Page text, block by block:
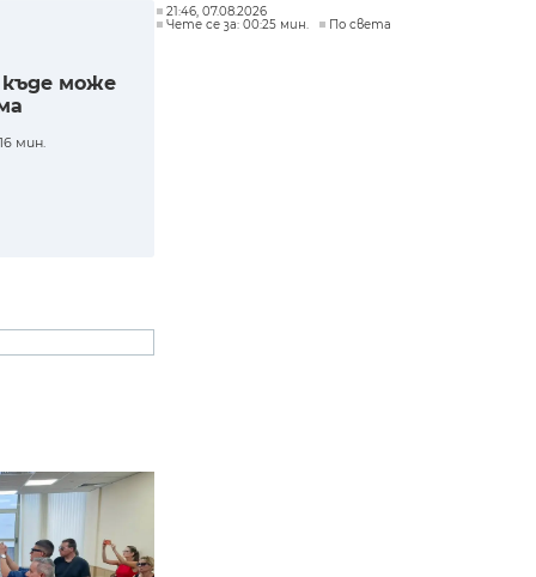
къде може
мин.
21:46, 07.08.2026
Чете се за: 00:25 мин.
По света